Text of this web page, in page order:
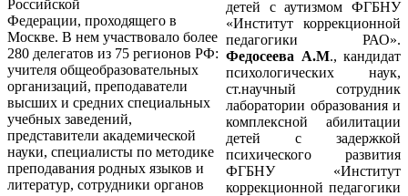
Российской
Федерации, проходящего в
Москве. В нем участвовало более
280 делегатов из 75 регионов РФ:
учителя общеобразовательных
организаций, преподаватели
высших и средних специальных
учебных заведений,
представители академической
науки, специалисты по методике
преподавания родных языков и
литератур, сотрудники органов
детей с аутизмом ФГБНУ
«Институт коррекционной
педагогики РАО».
Федосеева А.М., кандидат
психологических наук,
ст.научный сотрудник
лаборатории образования и
комплексной абилитации
детей с задержкой
психического развития
ФГБНУ «Институт
коррекционной педагогики